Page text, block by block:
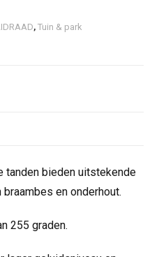
,Tuin & park
tanden bieden uitstekende
en onderhout.
255 graden.